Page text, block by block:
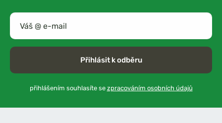
Přihlásit k odběru
přihlášením souhlasíte se zpracováním osobních údajů